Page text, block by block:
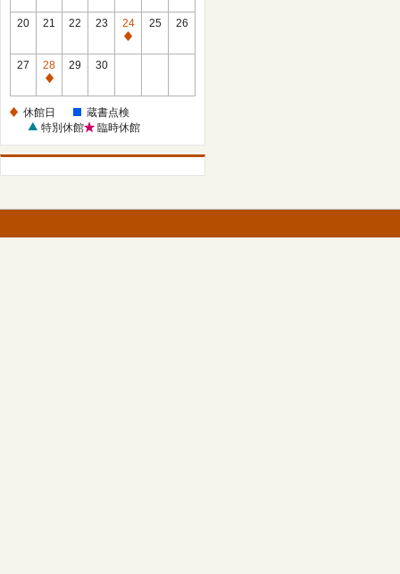
館
館
20 21 22 23
24
休
25 26
27
28
休
日
29 30
休館日
蔵書点検
特別休館
臨時休館